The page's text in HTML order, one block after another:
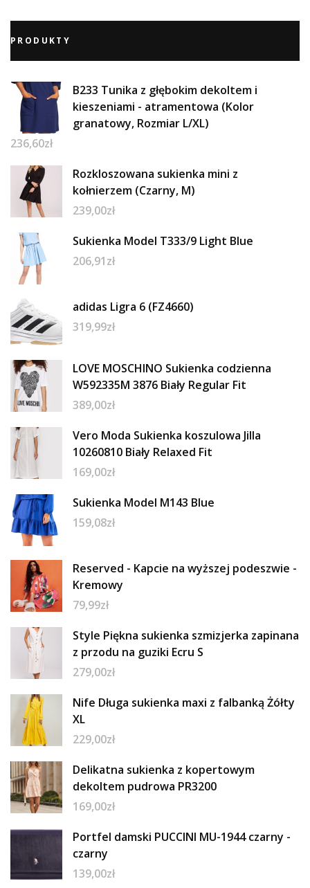
PRODUKTY
B233 Tunika z głębokim dekoltem i
kieszeniami - atramentowa (Kolor
granatowy, Rozmiar L/XL)
236,60zł
Rozkloszowana sukienka mini z
kołnierzem (Czarny, M)
239,00zł
Sukienka Model T333/9 Light Blue
206,91zł
adidas Ligra 6 (FZ4660)
319,99zł
LOVE MOSCHINO Sukienka codzienna
W592335M 3876 Biały Regular Fit
389,00zł
Vero Moda Sukienka koszulowa Jilla
10260810 Biały Relaxed Fit
169,00zł
Sukienka Model M143 Blue
159,08zł
Reserved - Kapcie na wyższej podeszwie -
Kremowy
79,99zł
Style Piękna sukienka szmizjerka zapinana
z przodu na guziki Ecru S
279,00zł
Nife Długa sukienka maxi z falbanką Żółty
XL
229,00zł
Delikatna sukienka z kopertowym
dekoltem pudrowa PR3200
169,00zł
Portfel damski PUCCINI MU-1944 czarny -
czarny
139,00zł